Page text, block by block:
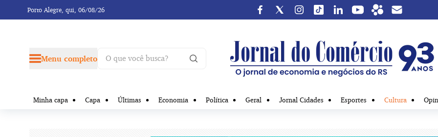
Porto Alegre, qui, 06/08/26
Menu completo
Minha capa Capa Últimas Economia Política Geral Jornal Cidades Esportes Cultura